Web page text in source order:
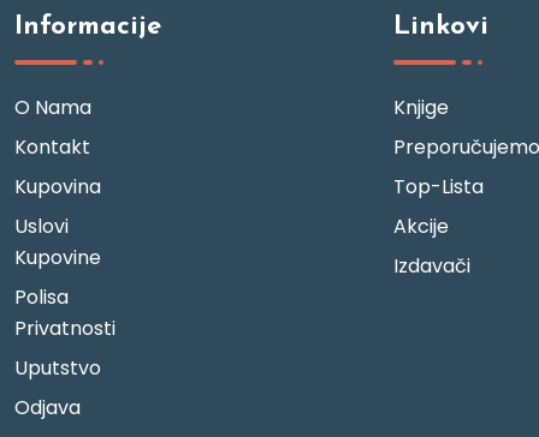
Informacije
O Nama
Kontakt
Kupovina
Uslovi
Kupovine
Polisa
Privatnosti
Uputstvo
Odjava
Linkovi
Knjige
Preporučujemo
Top-Lista
Akcije
Izdavači